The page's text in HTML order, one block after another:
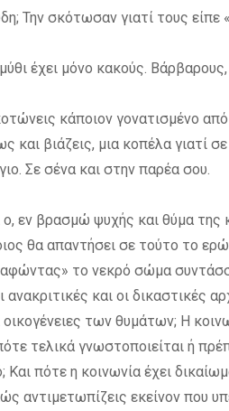
Την σκότωσαν γιατί τους είπε
έχει μόνο κακούς.
κάποιον γονατισμένο
και βιάζεις, μια κοπέλα γιατί
Σε σένα και στην παρέα σου.
εν βρασμώ ψυχής και θύμα της
θα απαντήσει σε τούτο το
το νεκρό σώμα
ανακριτικές και οι δικαστικές
οικογένειες των θυμάτων; Η
τελικά γνωστοποιείται ή
Και πότε η κοινωνία έχει
αντιμετωπίζεις εκείνον που